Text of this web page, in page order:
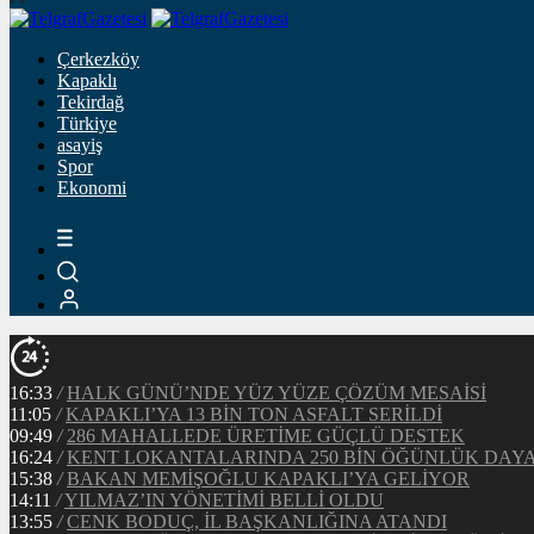
Çerkezköy
Kapaklı
Tekirdağ
Türkiye
asayiş
Spor
Ekonomi
16:33 / HALK GÜNÜ’NDE YÜZ YÜZE ÇÖZÜM MESAİSİ
11:05 / KAPAKLI’YA 13 BİN TON ASFALT SERİLDİ
09:49 / 286 MAHALLEDE ÜRETİME GÜÇLÜ DESTEK
16:24 / KENT LOKANTALARINDA 250 BİN ÖĞÜNLÜK
15:38 / BAKAN MEMİŞOĞLU KAPAKLI’YA GELİYOR
14:11 /YILMAZ’IN YÖNETİMİ BELLİ OLDU
13:55 / CENK BODUÇ, İL BAŞKANLIĞINA ATANDI